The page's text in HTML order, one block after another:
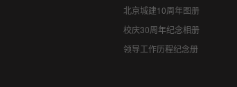
北京城建10周年图册
校庆30周年纪念相册
领导工作历程纪念册